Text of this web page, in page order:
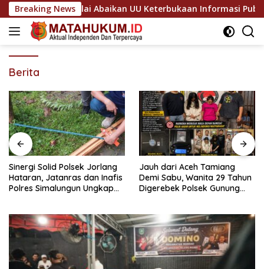
Langsung
ke
konten
Breaking News
Dinilai Abaikan UU Keterbukaan Informasi Publik
Berita
Sinergi Solid Polsek Jorlang
Hataran, Jatanras dan Inafis
Polres Simalungun Ungkap
Jauh dari Aceh Tamiang
Demi Sabu, Wanita 29 Tahun
Digerebek Polsek Gunung
Tahun Warga Setempat